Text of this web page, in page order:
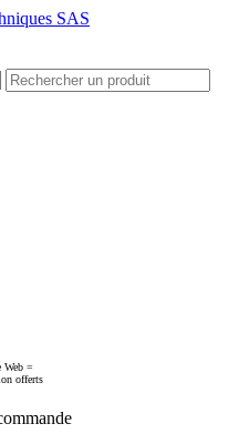
Web =
offerts